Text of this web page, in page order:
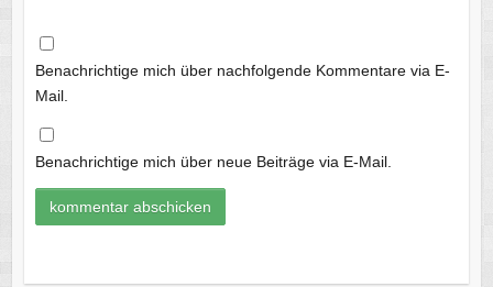
Benachrichtige mich über nachfolgende Kommentare via E-
Mail.
Benachrichtige mich über neue Beiträge via E-Mail.